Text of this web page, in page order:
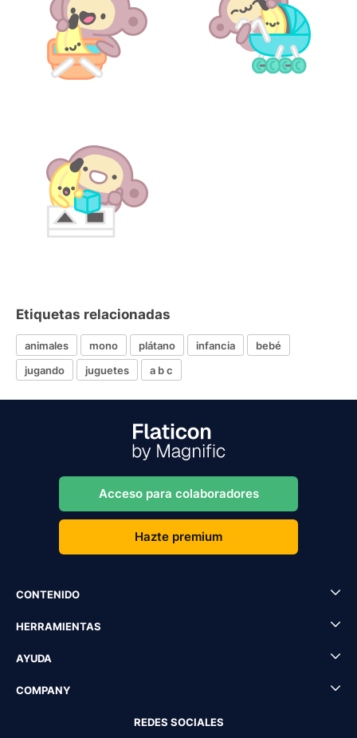
Etiquetas relacionadas
animales mono plátano infancia
bebé
jugando
juguetes a b c
Acceso para colaboradores
Hazte premium
CONTENIDO
HERRAMIENTAS
AYUDA
COMPANY
REDES SOCIALES